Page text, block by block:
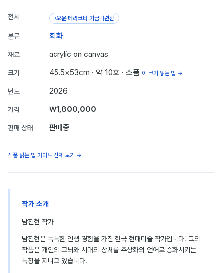
전시 오윤 테라코타 기금마련전
분류 회화
재료 acrylic on canvas
크기 45.5×53cm · 약 10호 · 소품 이 크기 읽는 법 →
년도 2026
가격 ₩1,800,000
판매 상태 판매중
작품 읽는 법 가이드 전체 보기 →
작가 소개
남진현 작가
남진현은 독특한 인생 경험을 가진 한국 현대미술 작가입니다. 그의
작품은 개인의 고뇌와 시대의 상처를 추상화의 언어로 승화시키는
특징을 지니고 있습니다.